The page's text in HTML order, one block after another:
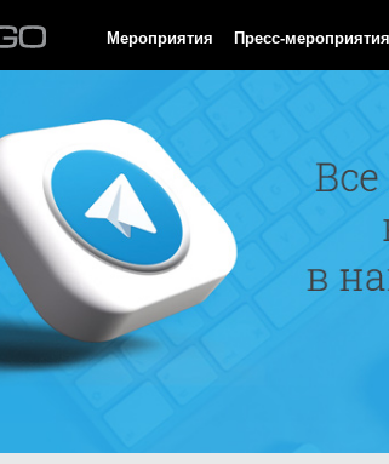
Мероприятия Пресс-мероприятия